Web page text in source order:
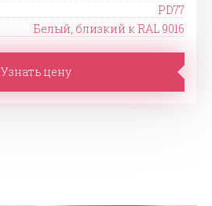
PD77
Белый, близкий к RAL 9016
Узнать цену